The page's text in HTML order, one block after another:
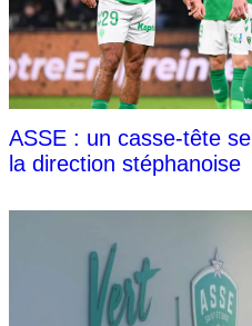
ASSE : un casse-tête
la direction stéphanoise